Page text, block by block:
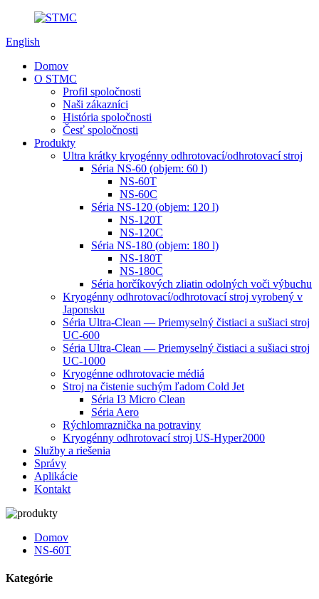
English
Domov
O STMC
Profil spoločnosti
Naši zákazníci
História spoločnosti
Česť spoločnosti
Produkty
Ultra krátky kryogénny odhrotovací/odhrotovací stroj
Séria NS-60 (objem: 60 l)
NS-60T
NS-60C
Séria NS-120 (objem: 120 l)
NS-120T
NS-120C
Séria NS-180 (objem: 180 l)
NS-180T
NS-180C
Séria horčíkových zliatin odolných voči výbuchu
Kryogénny odhrotovací/odhrotovací stroj vyrobený v
Japonsku
Séria Ultra-Clean — Priemyselný čistiaci a sušiaci stroj
UC-600
Séria Ultra-Clean — Priemyselný čistiaci a sušiaci stroj
UC-1000
Kryogénne odhrotovacie médiá
Stroj na čistenie suchým ľadom Cold Jet
Séria I3 Micro Clean
Séria Aero
Rýchlomraznička na potraviny
Kryogénny odhrotovací stroj US-Hyper2000
Služby a riešenia
Správy
Aplikácie
Kontakt
Domov
NS-60T
Kategórie